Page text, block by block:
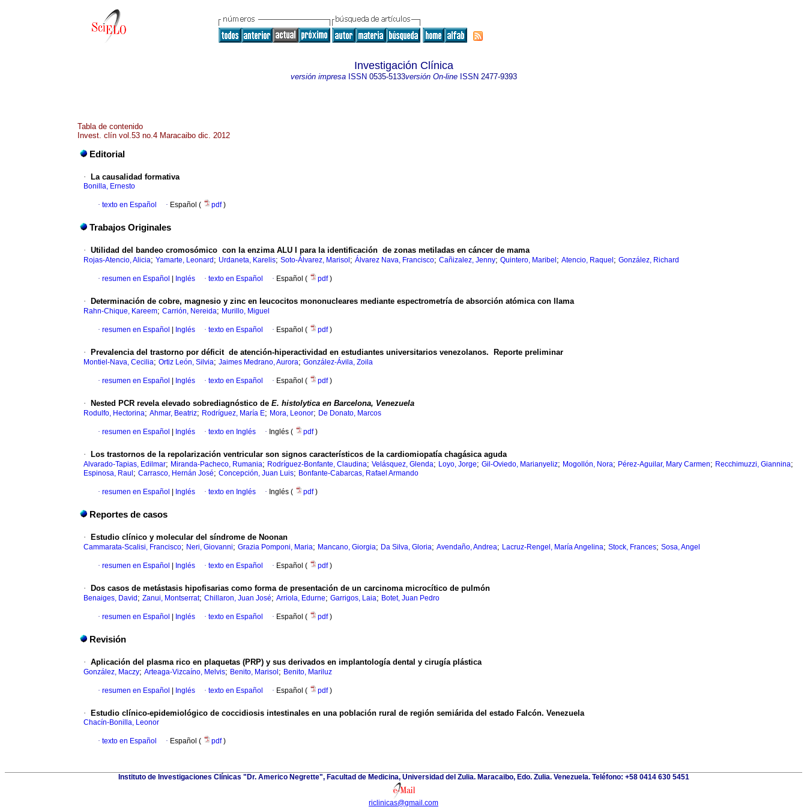
Investigación Clínica
versión impresaISSN 0535-5133versión On-lineISSN 2477-9393
Tabla de contenido
Invest. clín vol.53 no.4 Maracaibo dic. 2012
Editorial
· La causalidad formativa
Bonilla, Ernesto
· texto en Español · Español ( pdf)
Trabajos Originales
· Utilidad del bandeo cromosómico con la enzima ALU I para la identificación de zonas metiladas en cáncer de mama
Rojas-Atencio, Alicia; Yamarte, Leonard ; Urdaneta, Karelis; Soto-Álvarez, Marisol ; Álvarez Nava, Francisco; Cañizalez, Jenny; Quintero, Maribel ; Atencio, Raquel ; González, Richard
· resumen en Español Inglés · texto en Español · Español ( pdf)
· Determinación de cobre, magnesio y zinc en leucocitos mononucleares mediante espectrometría de absorción atómica con llama
Rahn-Chique, Kareem; Carrión, Nereida; Murillo, Miguel
· resumen en Español Inglés · texto en Español · Español ( pdf)
· Prevalencia del trastorno por déficit de atención-hiperactividad en estudiantes universitarios venezolanos. Reporte preliminar
Montiel-Nava, Cecilia; Ortiz León, Silvia; Jaimes Medrano, Aurora; González-Ávila, Zoila
· resumen en Español Inglés · texto en Español · Español ( pdf)
· Nested PCR revela elevado sobrediagnóstico de E. histolytica en Barcelona, Venezuela
Rodulfo, Hectorina; Ahmar, Beatriz; Rodríguez, María E; Mora, Leonor; De Donato, Marcos
· resumen en Español Inglés · texto en Inglés · Inglés ( pdf)
· Los trastornos de la repolarización ventricular son signos característicos de la cardiomiopatía chagásica aguda
Alvarado-Tapias, Edilmar; Miranda-Pacheco, Rumania; Rodríguez-Bonfante, Claudina; Velásquez, Glenda; Loyo, Jorge; Gil-Oviedo, Marianyeliz; Mogollón, Nora; Pérez-Aguilar, Mary Carmen; Recchimuzzi, Giannina;
Espinosa, Raul ; Carrasco, Hernán José; Concepción, Juan Luis; Bonfante-Cabarcas, Rafael Armando
· resumen en Español Inglés · texto en Inglés · Inglés ( pdf)
Reportes de casos
· Estudio clínico y molecular del síndrome de Noonan
Cammarata-Scalisi, Francisco; Neri, Giovanni; Grazia Pomponi, Maria; Mancano, Giorgia; Da Silva, Gloria; Avendaño, Andrea; Lacruz-Rengel, María Angelina; Stock, Frances; Sosa, Angel
· resumen en Español Inglés · texto en Español · Español ( pdf)
· Dos casos de metástasis hipofisarias como forma de presentación de un carcinoma microcítico de pulmón
Benaiges, David ; Zanui, Montserrat; Chillaron, Juan José; Arriola, Edurne; Garrigos, Laia; Botet, Juan Pedro
· resumen en Español Inglés · texto en Español · Español ( pdf)
Revisión
· Aplicación del plasma rico en plaquetas (PRP) y sus derivados en implantología dental y cirugía plástica
González, Maczy; Arteaga-Vizcaíno, Melvis; Benito, Marisol ; Benito, Mariluz
· resumen en Español Inglés · texto en Español · Español ( pdf)
· Estudio clínico-epidemiológico de coccidiosis intestinales en una población rural de región semiárida del estado Falcón. Venezuela
Chacín-Bonilla, Leonor
· texto en Español · Español ( pdf)
Instituto de Investigaciones Clínicas "Dr. Americo Negrette", Facultad de Medicina, Universidad del Zulia. Maracaibo, Edo. Zulia. Venezuela. Teléfono: +58 0414 630 5451
riclinicas@gmail.com